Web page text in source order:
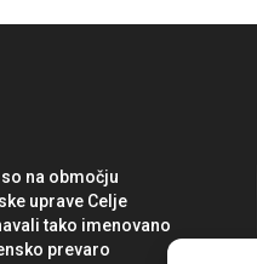
na območju
uprave Celje
tako imenovano
prevaro